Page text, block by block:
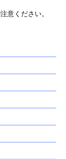
意ください。